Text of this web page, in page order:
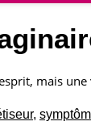
mais
,